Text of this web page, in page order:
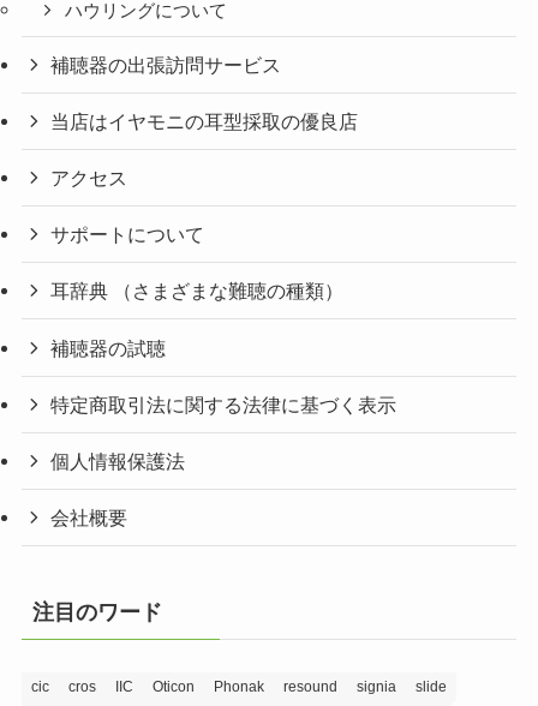
ハウリングについて
補聴器の出張訪問サービス
当店はイヤモニの耳型採取の優良店
アクセス
サポートについて
耳辞典 （さまざまな難聴の種類）
補聴器の試聴
特定商取引法に関する法律に基づく表示
個人情報保護法
会社概要
注目のワード
cic cros IIC Oticon Phonak resound signia
slide